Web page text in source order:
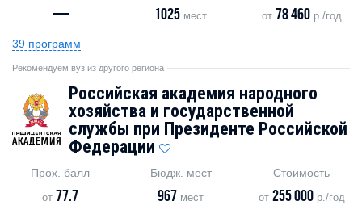
— 1025 мест от 78 460р./год
39 программ
Рекомендуем вуз из другого региона
Российская академия народного
хозяйства и государственной
службы при Президенте Российской
Федерации
Прох. балл
от 77.7
Бюдж. мест
967 мест
Стоимость
от 255 000р./год